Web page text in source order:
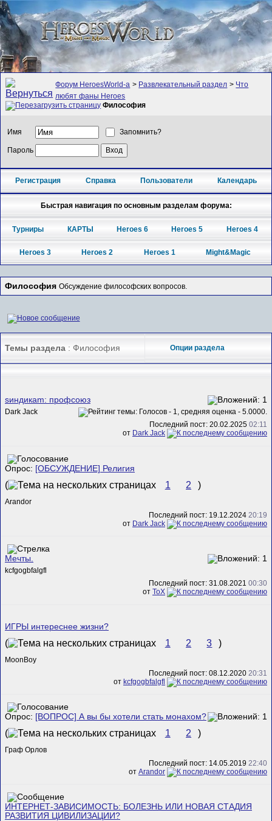
Форум HeroesWorld-а > Развлекательный раздел > Что
любят фаны Heroes
Философия
Имя Запомнить?
Пароль
Регистрация Справка Пользователи Календарь
Быстрая навигация по основным разделам форума:
Турниры КАРТЫ Heroes 6 Heroes 5 Heroes 4
Heroes 3 Heroes 2 Heroes 1 Might&Magic
Философия Обсуждение философских вопросов.
Темы раздела : Философия Опции раздела
sиндикаm: профсоюз
Dark Jack
Последний пост: 20.02.2025 02:11
от Dark Jack
Опрос: [ОБСУЖДЕНИЕ] Религия
( 1 2 )
Arandor
Последний пост: 19.12.2024 20:19
от Dark Jack
Мечты.
kcfgogbfalgfl
Последний пост: 31.08.2021 00:30
от ToX
ИГРЫ интереснее жизни?
( 1 2 3 )
MoonBoy
Последний пост: 08.12.2020 20:31
от kcfgogbfalgfl
Опрос: [ВОПРОС] А вы бы хотели стать монахом?
( 1 2 )
Граф Орлов
Последний пост: 14.05.2019 22:40
от Arandor
ИНТЕРНЕТ-ЗАВИСИМОСТЬ: БОЛЕЗНЬ ИЛИ НОВАЯ СТАДИЯ
РАЗВИТИЯ ЦИВИЛИЗАЦИИ?